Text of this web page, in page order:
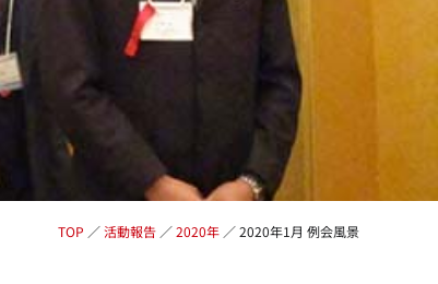
TOP ／活動報告 ／2020年 ／2020年1月 例会風景